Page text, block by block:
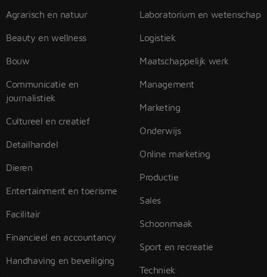
Agrarisch en natuur
Beauty en wellness
Bouw
Communicatie en
journalistiek
Cultureel en creatief
Detailhandel
Dieren
Entertainment en toerisme
Facilitair
Financieel en accountancy
Handhaving en beveiliging
Laboratorium en wetenschap
Logistiek
Maatschappelijk werk
Management
Marketing
Onderwijs
Online marketing
Productie
Sales
Schoonmaak
Sport en recreatie
Techniek